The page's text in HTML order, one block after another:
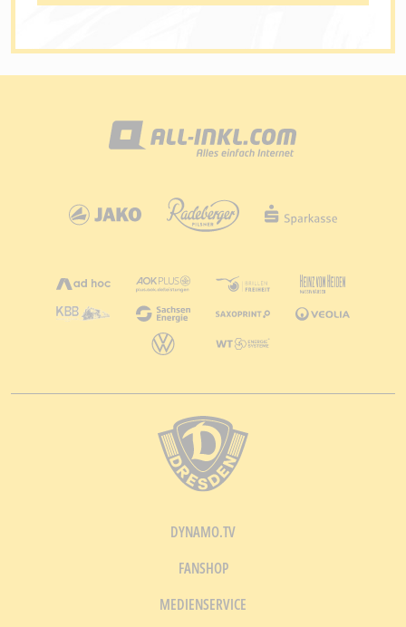
DYNAMO.TV
FANSHOP
MEDIENSERVICE